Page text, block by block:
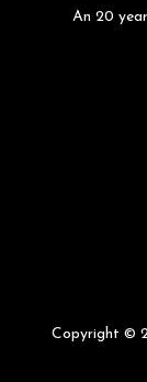
An 20
Copyright ©